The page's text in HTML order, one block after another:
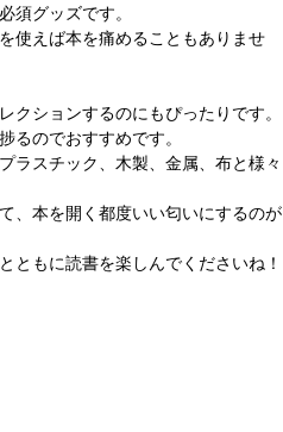
須グッズです。
使えば本を痛めることもありませ
クションするのにもぴったりです。
るのでおすすめです。
ラスチック、木製、金属、布と様々
、本を開く都度いい匂いにするのが
ともに読書を楽しんでくださいね！